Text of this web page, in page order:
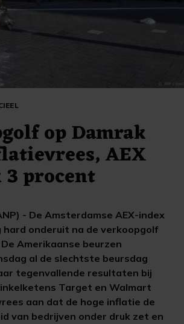
op Damrak
AEX
procent
- De Amsterdamse AEX-index
hard onderuit na de verkoopgolf
Amerikaanse beurzen
al de slechtste beursdag
tegenvallende resultaten bij
Target en Walmart
aan dat de hoge inflatie de
van bedrijven onder druk zet en